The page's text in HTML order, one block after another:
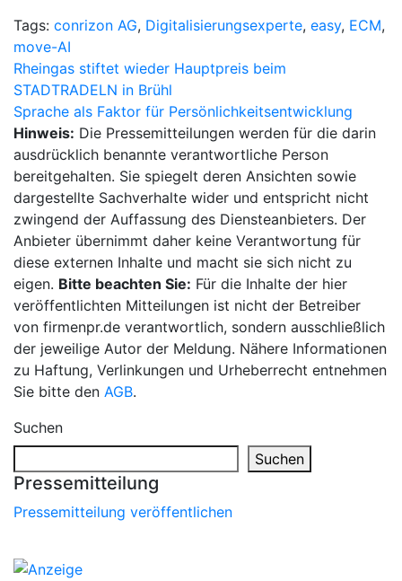
Tags: conrizon AG, Digitalisierungsexperte, easy, ECM,
move-AI
Beitragsnavigation
Rheingas stiftet wieder Hauptpreis beim
STADTRADELN in Brühl
Sprache als Faktor für Persönlichkeitsentwicklung
Hinweis: Die Pressemitteilungen werden für die darin
ausdrücklich benannte verantwortliche Person
bereitgehalten. Sie spiegelt deren Ansichten sowie
dargestellte Sachverhalte wider und entspricht nicht
zwingend der Auffassung des Diensteanbieters. Der
Anbieter übernimmt daher keine Verantwortung für
diese externen Inhalte und macht sie sich nicht zu
eigen. Bitte beachten Sie: Für die Inhalte der hier
veröffentlichten Mitteilungen ist nicht der Betreiber
von firmenpr.de verantwortlich, sondern ausschließlich
der jeweilige Autor der Meldung. Nähere Informationen
zu Haftung, Verlinkungen und Urheberrecht entnehmen
Sie bitte den AGB.
Suchen
Suchen
Pressemitteilung
Pressemitteilung veröffentlichen